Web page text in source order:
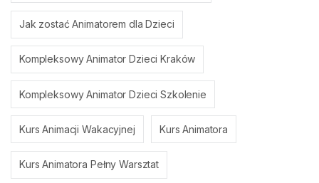
Jak zostać Animatorem dla Dzieci
Kompleksowy Animator Dzieci Kraków
Kompleksowy Animator Dzieci Szkolenie
Kurs Animacji Wakacyjnej Kurs Animatora
Kurs Animatora Pełny Warsztat